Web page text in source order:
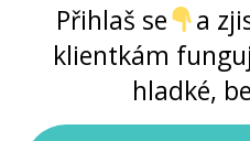
Přihlaš se
a
klientkám
hladké,